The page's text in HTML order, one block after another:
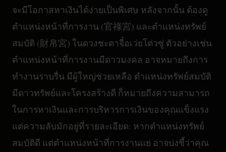
จะมีโอกาสหาเงินได้ง่ายเป็นพิเศษ หลังจากนั้น ต้องดู
ตำแหน่งหน้าที่การงาน (官祿宮) และตำแหน่งทรัพย์
สมบัติ (財帛宮) ในดวงชะตาจื๋อเว่ยโต่วซู่ ตัวอย่างเช่น
ตำแหน่งหน้าที่การงานมีดาวมงคล อาจหมายถึงการ
ทำงานราบรื่น มีผู้ใหญ่ช่วยเหลือ ตำแหน่งทรัพย์สมบัติ
มีดาวทรัพย์และโครงสร้างดี ก็หมายถึงความสามารถ
ในการหาเงินและการบริหารการเงินของคุณแข็งแรง
แต่ความลับมักอยู่ที่รายละเอียด: หากตำแหน่งทรัพย์
สมบัติดี แต่ตำแหน่งหน้าที่การงานแย่ อาจบ่งชี้ว่าคุณ